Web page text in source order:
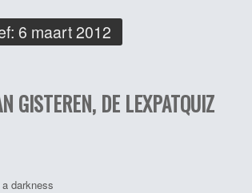
6 maart 2012
GISTEREN, DE LEXPATQUIZ
darkness